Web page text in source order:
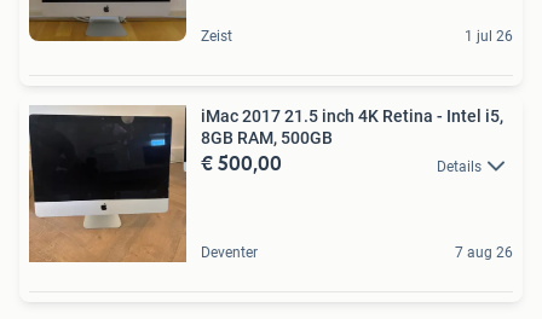
Zeist 1 jul 26
iMac 2017 21.5 inch 4K Retina - Intel i5,
8GB RAM, 500GB
€ 500,00 Details
Deventer 7 aug 26